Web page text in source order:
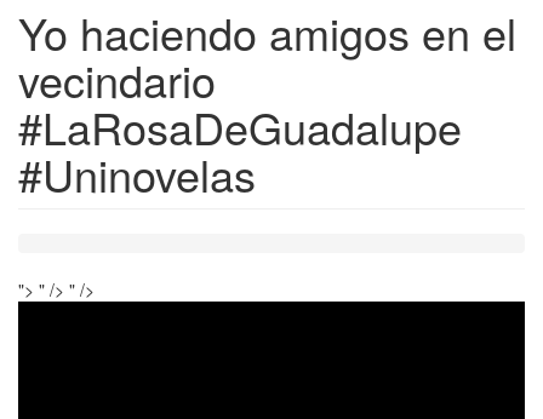
Yo haciendo amigos en el
vecindario
#LaRosaDeGuadalupe
#Uninovelas
"> " /> " />